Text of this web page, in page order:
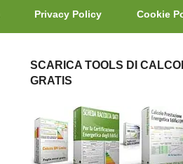
Privacy Policy Cookie
SCARICA TOOLS DI
GRATIS